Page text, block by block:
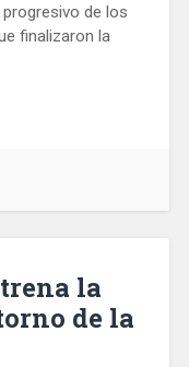
de los
finalizaron la
la
de la